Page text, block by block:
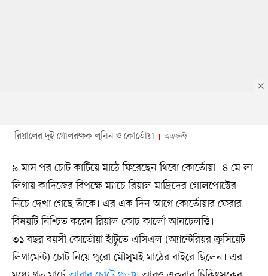
রিয়ালের দুই গোলরক্ষক লুনিন ও কোর্তোয়া এএফপি
৯ মাস পর চোট কাটিয়ে মাঠে ফিরেছেন থিবো কোর্তোয়া। ৪ মে লা
লিগায় কাদিজের বিপক্ষে ম্যাচে রিয়াল মাদ্রিদের গোলপোস্টের
নিচে দেখা গেছে তাঁকে। এর এক দিন আগে কোর্তোয়ার ফেরার
বিষয়টি নিশ্চিত করেন রিয়াল কোচ কার্লো আনচেলত্তি।
৩১ বছর বয়সী কোর্তোয়া হাঁটুতে এসিএল (অ্যান্টেরিয়র ক্রুসিয়েট
লিগামেন্ট) চোট নিয়ে পুরো মৌসুমই মাঠের বাইরে ছিলেন। এর